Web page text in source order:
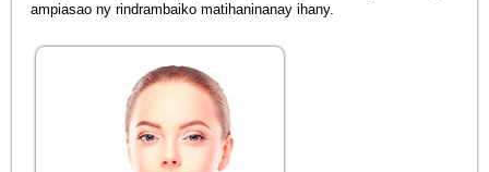
ampiasao ny rindrambaiko matihaninanay ihany.